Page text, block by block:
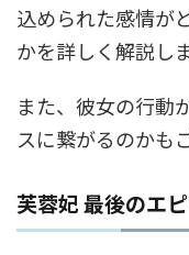
込められた感情が
かを詳しく解説しま
また、彼女の行動
スに繋がるのかも
芙蓉妃 最後のエ